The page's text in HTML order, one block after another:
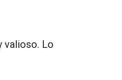
valioso. Lo